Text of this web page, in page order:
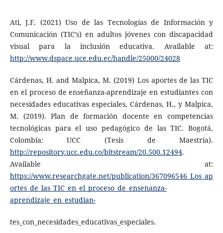
Ati, J.F. (2021) Uso de las Tecnologías de Información y
Comunicación (TIC’s) en adultos jóvenes con discapacidad
visual para la inclusión educativa. Available at:
http://www.dspace.uce.edu.ec/handle/25000/24028
Cárdenas, H. and Malpica, M. (2019) Los aportes de las TIC
en el proceso de enseñanza-aprendizaje en estudiantes con
necesidades educativas especiales, Cárdenas, H., y Malpica,
M. (2019). Plan de formación docente en competencias
tecnológicas para el uso pedagógico de las TIC. Bogotá,
Colombia: UCC (Tesis de Maestría).
http://repository.ucc.edu.co/bitstream/20.500.12494.
Available at:
https://www.researchgate.net/publication/367096546_Los_ap
ortes_de_las_TIC_en_el_proceso_de_ensenanza-
aprendizaje_en_estudian-
tes_con_necesidades_educativas_especiales.